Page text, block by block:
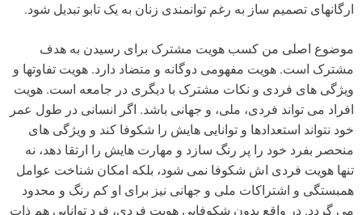
ارگانهای تصمیم ساز به رغم توانمندی زنان به یک تابو تبدیل شود.
موضوع اصلی من کسب هویت مشترک برای رسیدن به هدف
مشترک است. هویت مفهومی دوگانه و متضاد دارد. هویت تفاوتها و
ویژگی های فردی و نکات مشترک با دیگری در جامعه است. هویت
افراد می تواند فردی، ملی، و جهانی باشد. اگر انسانی در طول عمر
خود نتواند استعدادها و توانایی هایش را شکوفا کند و ویژگی های
منحصر بفرد خود را پر رنگ سازد و مهارت هایش را ارتقا دهد، نه
تنها هویت فردی اش شکوفا نمی شود، بلکه امکان شناخت عوامل
همبستگی و اشتراکات ملی و جهانی نیز برای او کم رنگ و محدود
می گردد. در واقع بدون شکوفایی هویت فردی، فرد توانایی هم ذات